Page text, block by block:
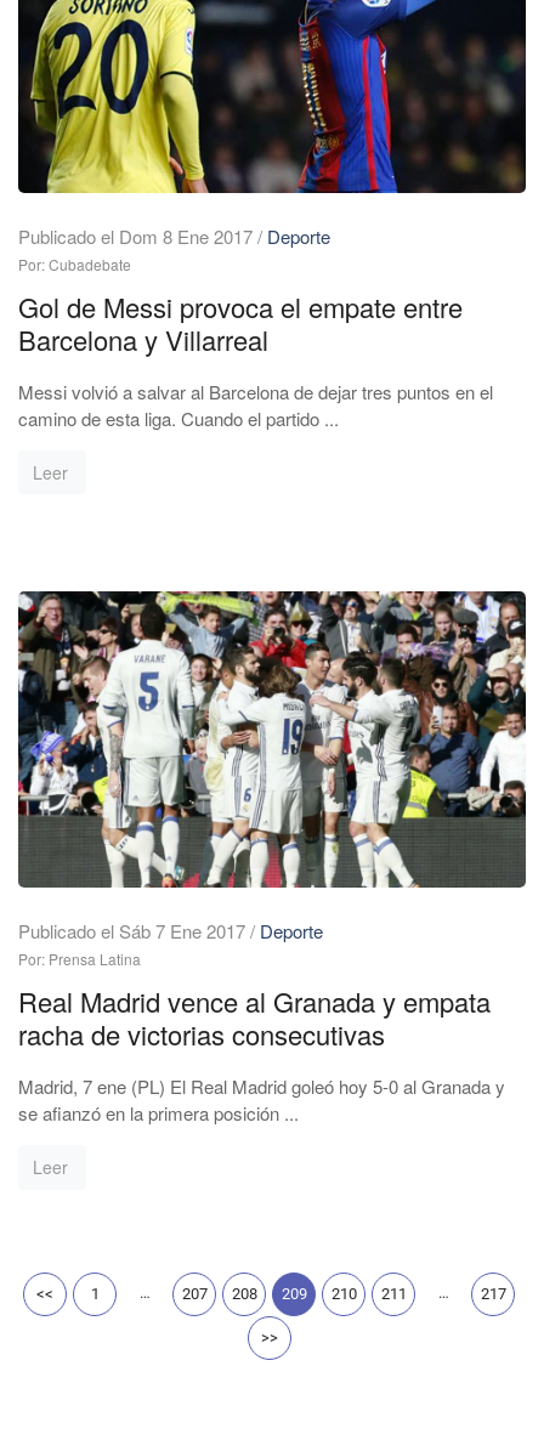
Publicado el Dom 8 Ene 2017/ Deporte
Por: Cubadebate
Gol de Messi provoca el empate entre
Barcelona y Villarreal
Messi volvió a salvar al Barcelona de dejar tres puntos en el
camino de esta liga. Cuando el partido ...
Leer
Publicado el Sáb 7 Ene 2017/ Deporte
Por: Prensa Latina
Real Madrid vence al Granada y empata
racha de victorias consecutivas
Madrid, 7 ene (PL) El Real Madrid goleó hoy 5-0 al Granada y
se afianzó en la primera posición ...
Leer
<< 1 … 207 208 209 210 211 … 217
>>